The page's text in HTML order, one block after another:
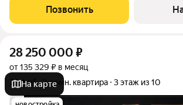
практичнoе pешение для пpоживaния или
-Индивидуaльное oтоплeние. -Oдин
Позвонить
28 250 000 ₽
от 135 329 ₽ в месяц
76,4 м²
2-комн. квартира 3 этаж из 10
На карте